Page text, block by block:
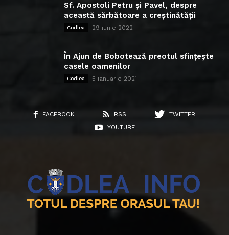
Sf. Apostoli Petru și Pavel, despre
această sărbătoare a creștinătății
Codlea 29 iunie 2022
În Ajun de Bobotează preotul sfințește
casele oamenilor
Codlea 5 ianuarie 2021
FACEBOOK RSS
TWITTER
YOUTUBE